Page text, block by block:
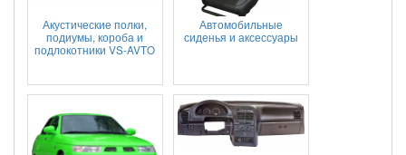
Акустические полки,
подиумы, короба и
подлокотники VS-AVTO
Автомобильные
сиденья и аксессуары